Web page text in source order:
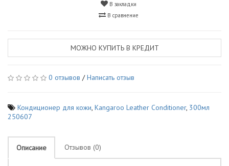
В закладки
В сравнение
МОЖНО КУПИТЬ В КРЕДИТ
0 отзывов /Написать отзыв
Кондиционер для кожи, Kangaroo Leather Conditioner, 300мл
250607
Описание Отзывов (0)